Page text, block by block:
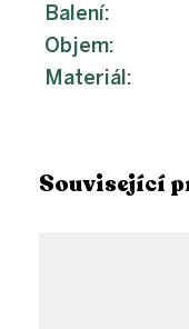
Související
Balení:
Objem:
Materiál: